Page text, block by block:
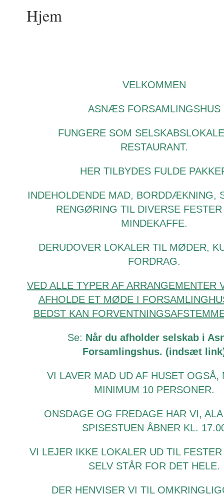
Hjem
VELKOMMEN
ASNÆS FORSAMLINGSHUS
FUNGERE SOM
RESTAURANT.
HER TILBYDES FULDE
INDEHOLDENDE MAD, BORDDÆKNING,
RENGØRING TIL DIVERSE
MINDEKAFFE.
DERUDOVER LOKALER TIL MØDER,
FORDRAG.
VED ALLE TYPER AF ARRANGEMENTER
AFHOLDE ET MØDE I
BEDST KAN
Se: Når du afholder selskab i
Forsamlingshus. (indsæt
VI LAVER MAD UD AF HUSET OGSÅ,
MINIMUM 10 PERSONER.
ONSDAGE OG FREDAGE HAR VI,
SPISESTUEN ÅBNER KL.
VI LEJER IKKE LOKALER UD TIL
SELV STÅR FOR DET HELE.
DER HENVISER VI TIL